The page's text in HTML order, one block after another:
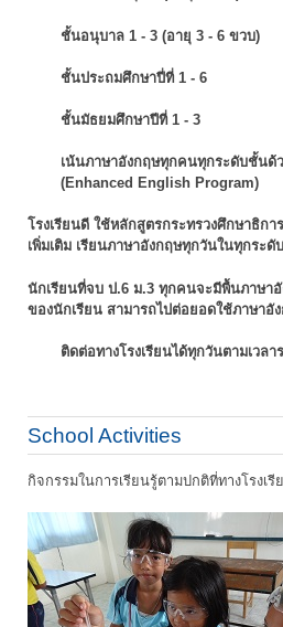
ชั้นอนุบาล 1 - 3 (อายุ 3 - 6 ขวบ)
ชั้นประถมศึกษาปี่ที่ 1 - 6
ชั้นมัธยมศึกษาปีที่ 1 - 3
เน้นภาษาอังกฤษทุกคนทุกระดับชั้นด้
(Enhanced English Program)
โรงเรียนดี ใช้หลักสูตรกระทรวงศึกษาธิก
เพิ่มเติม เรียนภาษาอังกฤษทุกวันในทุกระดั
นักเรียนที่จบ ป.6 ม.3 ทุกคนจะมีพื้นภาษา
ของนักเรียน สามารถไปต่อยอดใช้ภาษาอั
ติดต่อทางโรงเรียนได้ทุกวันตามเวลา
School Activities
กิจกรรมในการเรียนรู้ตามปกติที่ทางโรงเ